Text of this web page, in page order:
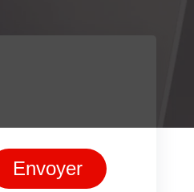
Envoyer